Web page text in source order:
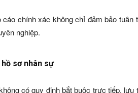
cáo chính xác không chỉ đảm bảo
nghiệp.
sơ nhân sự
có quy định bắt buộc trực tiếp,